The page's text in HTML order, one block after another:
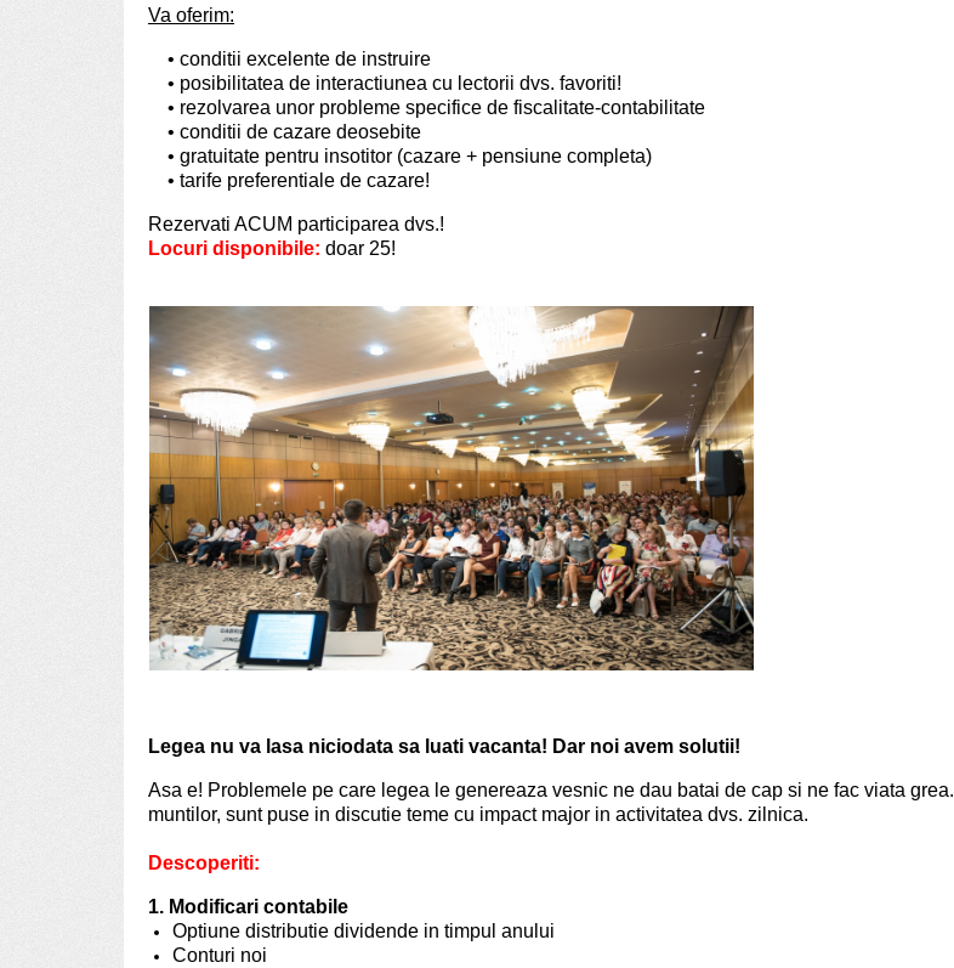
Va oferim:
• conditii excelente de instruire
• posibilitatea de interactiunea cu lectorii dvs. favoriti!
• rezolvarea unor probleme specifice de fiscalitate-contabilitate
• conditii de cazare deosebite
• gratuitate pentru insotitor (cazare + pensiune completa)
• tarife preferentiale de cazare!
Rezervati ACUM participarea dvs.!
Locuri disponibile: doar 25!
Legea nu va lasa niciodata sa luati vacanta! Dar noi avem solutii!
Asa e! Problemele pe care legea le genereaza vesnic ne dau batai de cap si ne fac viata grea.
muntilor, sunt puse in discutie teme cu impact major in activitatea dvs. zilnica.
Descoperiti:
1. Modificari contabile
Optiune distributie dividende in timpul anului
Conturi noi